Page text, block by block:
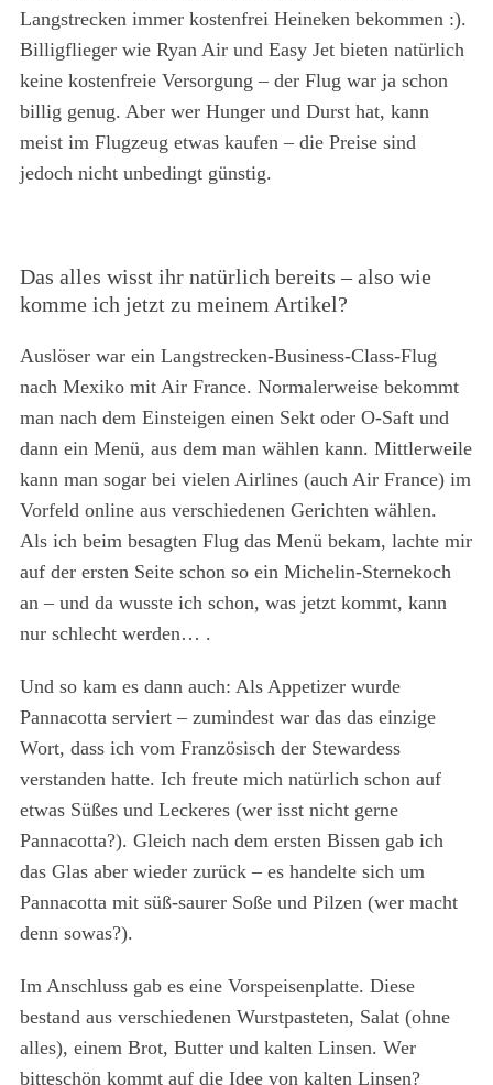
Langstrecken immer kostenfrei Heineken bekommen :).
Billigflieger wie Ryan Air und Easy Jet bieten natürlich
keine kostenfreie Versorgung – der Flug war ja schon
billig genug. Aber wer Hunger und Durst hat, kann
meist im Flugzeug etwas kaufen – die Preise sind
jedoch nicht unbedingt günstig.
Das alles wisst ihr natürlich bereits – also wie
komme ich jetzt zu meinem Artikel?
Auslöser war ein Langstrecken-Business-Class-Flug
nach Mexiko mit Air France. Normalerweise bekommt
man nach dem Einsteigen einen Sekt oder O-Saft und
dann ein Menü, aus dem man wählen kann. Mittlerweile
kann man sogar bei vielen Airlines (auch Air France) im
Vorfeld online aus verschiedenen Gerichten wählen.
Als ich beim besagten Flug das Menü bekam, lachte mir
auf der ersten Seite schon so ein Michelin-Sternekoch
an – und da wusste ich schon, was jetzt kommt, kann
nur schlecht werden… .
Und so kam es dann auch: Als Appetizer wurde
Pannacotta serviert – zumindest war das das einzige
Wort, dass ich vom Französisch der Stewardess
verstanden hatte. Ich freute mich natürlich schon auf
etwas Süßes und Leckeres (wer isst nicht gerne
Pannacotta?). Gleich nach dem ersten Bissen gab ich
das Glas aber wieder zurück – es handelte sich um
Pannacotta mit süß-saurer Soße und Pilzen (wer macht
denn sowas?).
Im Anschluss gab es eine Vorspeisenplatte. Diese
bestand aus verschiedenen Wurstpasteten, Salat (ohne
alles), einem Brot, Butter und kalten Linsen. Wer
bitteschön kommt auf die Idee von kalten Linsen?